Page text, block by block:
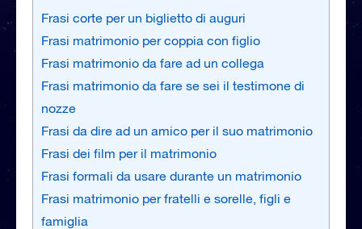
Frasi corte per un biglietto di auguri
Frasi matrimonio per coppia con figlio
Frasi matrimonio da fare ad un collega
Frasi matrimonio da fare se sei il testimone di
nozze
Frasi da dire ad un amico per il suo matrimonio
Frasi dei film per il matrimonio
Frasi formali da usare durante un matrimonio
Frasi matrimonio per fratelli e sorelle, figli e
famiglia